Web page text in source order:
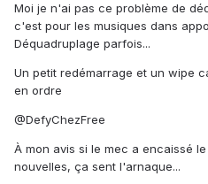
Moi je n'ai pas ce problème de
c'est pour les musiques dans
Déquadruplage parfois...
Un petit redémarrage et un wipe
en ordre
@DefyChezFree
À mon avis si le mec a encaissé
nouvelles, ça sent l'arnaque...